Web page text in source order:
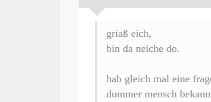
griaß eich,
bin da neiche do.
hab gleich mal eine
dummer mensch